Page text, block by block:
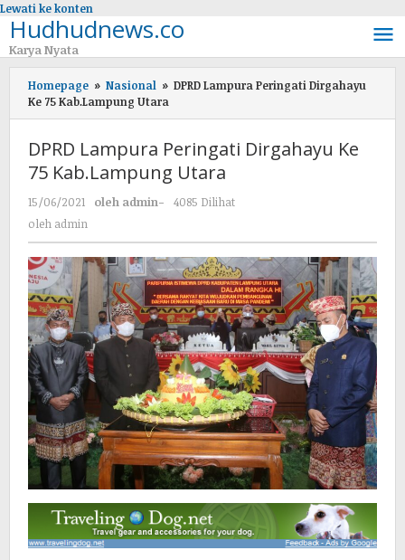
Lewati ke konten
Hudhudnews.co
Karya Nyata
Homepage » Nasional » DPRD Lampura Peringati Dirgahayu
Ke 75 Kab.Lampung Utara
DPRD Lampura Peringati Dirgahayu Ke
75 Kab.Lampung Utara
15/06/2021 oleh admin-
4085 Dilihat
oleh admin